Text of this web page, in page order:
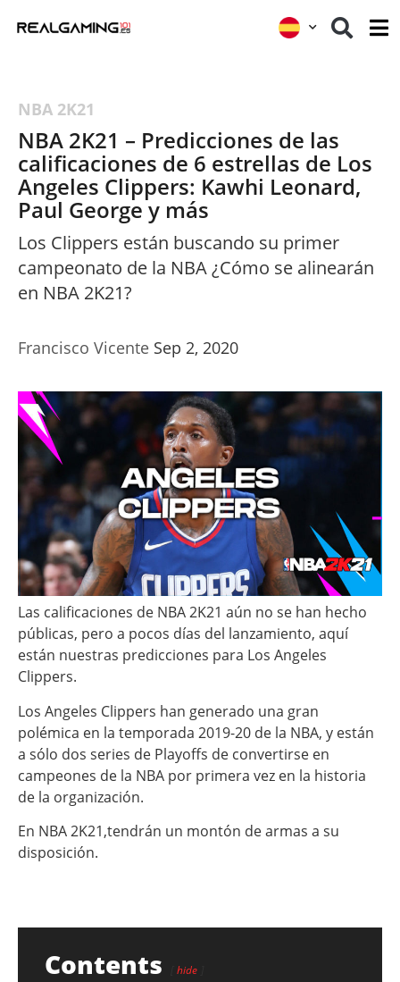
NBA 2K21
NBA 2K21 – Predicciones de las
calificaciones de 6 estrellas de Los
Angeles Clippers: Kawhi Leonard,
Paul George y más
Los Clippers están buscando su primer
campeonato de la NBA ¿Cómo se alinearán
en NBA 2K21?
Francisco Vicente Sep 2, 2020
Las calificaciones de NBA 2K21 aún no se han hecho
públicas, pero a pocos días del lanzamiento, aquí
están nuestras predicciones para Los Angeles
Clippers.
Los Angeles Clippers han generado una gran
polémica en la temporada 2019-20 de la NBA, y están
a sólo dos series de Playoffs de convertirse en
campeones de la NBA por primera vez en la historia
de la organización.
En NBA 2K21,tendrán un montón de armas a su
disposición.
Contents hide